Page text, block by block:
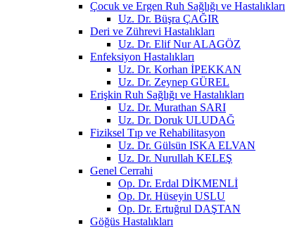
Çocuk ve Ergen Ruh Sağlığı ve Hastalıkları
Uz. Dr. Büşra ÇAĞIR
Deri ve Zührevi Hastalıkları
Uz. Dr. Elif Nur ALAGÖZ
Enfeksiyon Hastalıkları
Uz. Dr. Korhan İPEKKAN
Uz. Dr. Zeynep GÜREL
Erişkin Ruh Sağlığı ve Hastalıkları
Uz. Dr. Murathan SARI
Uz. Dr. Doruk ULUDAĞ
Fiziksel Tıp ve Rehabilitasyon
Uz. Dr. Gülsün ISKA ELVAN
Uz. Dr. Nurullah KELEŞ
Genel Cerrahi
Op. Dr. Erdal DİKMENLİ
Op. Dr. Hüseyin USLU
Op. Dr. Ertuğrul DAŞTAN
Göğüs Hastalıkları